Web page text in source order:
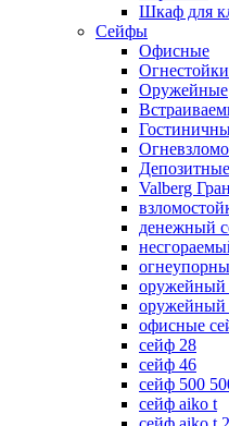
Шкаф для
Сейфы
Офисные
Оружейные
Депозитные
Valberg
денежный
оружейный
оружейный
офисные
сейф 28
сейф 46
сейф 500
сейф aiko t